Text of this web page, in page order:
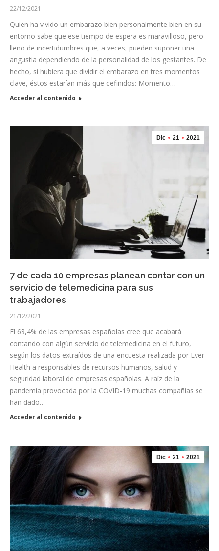
22/12/2021
Quien ha vivido un embarazo bien personalmente bien en su
entorno sabe que ese tiempo de espera es maravilloso, pero
lleno de incertidumbres que, a veces, pueden suponer una
angustia dependiendo de la personalidad de los gestantes. De
hecho, si hubiera que dividir el embarazo en tres momentos
clave, éstos estarían más que definidos: Momento…
Acceder al contenido
Dic 21 2021
7 de cada 10 empresas planean contar con un
servicio de telemedicina para sus
trabajadores
21/12/2021
El 68,4% de las empresas españolas cree que acabará
contando con algún servicio de telemedicina en el futuro,
según los datos extraídos de una encuesta realizada por Ever
Health a responsables de recursos humanos, salud y
seguridad laboral de empresas españolas. A raíz de la
pandemia provocada por la COVID-19 muchas compañías se
han dado…
Acceder al contenido
Dic 21 2021